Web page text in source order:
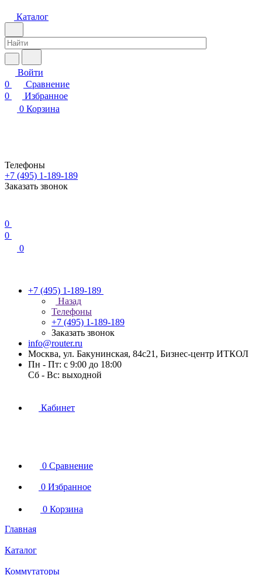
Каталог
Войти
0
Сравнение
0
Избранное
0 Корзина
Телефоны
+7 (495) 1-189-189
Заказать звонок
0
0
0
+7 (495) 1-189-189
Назад
Телефоны
+7 (495) 1-189-189
Заказать звонок
info@router.ru
Москва, ул. Бакунинская, 84с21, Бизнес-центр ИТКОЛ
Пн - Пт: с 9:00 до 18:00
Cб - Вс: выходной
Кабинет
0 Сравнение
0 Избранное
0 Корзина
Главная
Каталог
Коммутаторы